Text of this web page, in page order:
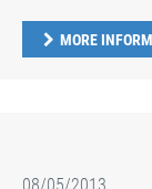
MORE